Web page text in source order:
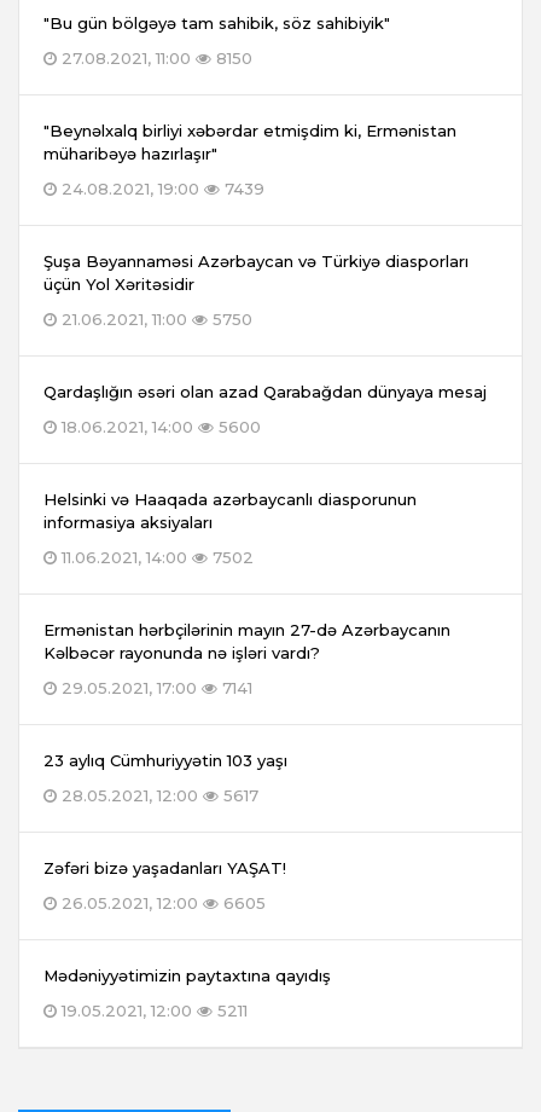
"Bu gün bölgəyə tam sahibik, söz sahibiyik"
27.08.2021, 11:00
8150
"Beynəlxalq birliyi xəbərdar etmişdim ki, Ermənistan
müharibəyə hazırlaşır"
24.08.2021, 19:00
7439
Şuşa Bəyannaməsi Azərbaycan və Türkiyə diasporları
üçün Yol Xəritəsidir
21.06.2021, 11:00
5750
Qardaşlığın əsəri olan azad Qarabağdan dünyaya mesaj
18.06.2021, 14:00
5600
Helsinki və Haaqada azərbaycanlı diasporunun
informasiya aksiyaları
11.06.2021, 14:00
7502
Ermənistan hərbçilərinin mayın 27-də Azərbaycanın
Kəlbəcər rayonunda nə işləri vardı?
29.05.2021, 17:00
7141
23 aylıq Cümhuriyyətin 103 yaşı
28.05.2021, 12:00
5617
Zəfəri bizə yaşadanları YAŞAT!
26.05.2021, 12:00
6605
Mədəniyyətimizin paytaxtına qayıdış
19.05.2021, 12:00
5211